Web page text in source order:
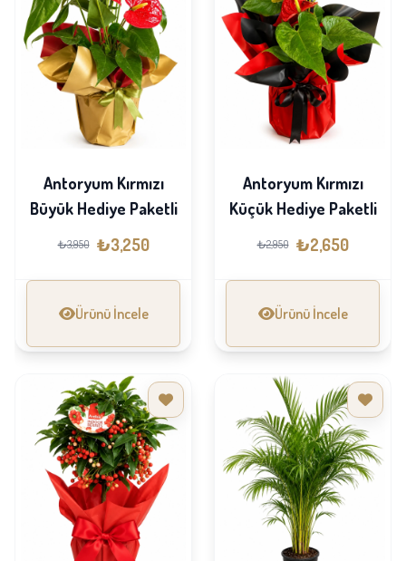
Antoryum Kırmızı
Büyük Hediye Paketli
₺3,950 ₺3,250
Ürünü İncele
Antoryum Kırmızı
Küçük Hediye Paketli
₺2,950 ₺2,650
Ürünü İncele